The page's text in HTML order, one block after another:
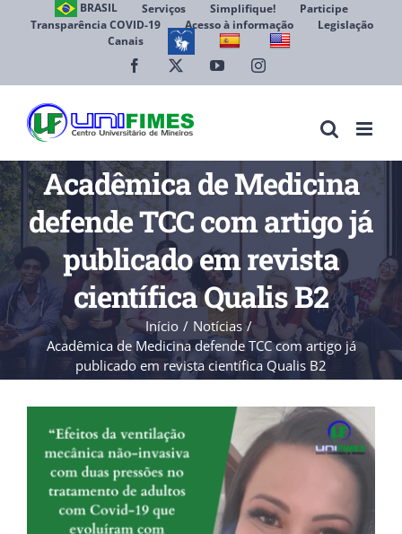
BRASIL Serviços Simplifique!
Participe
Transparência COVID-19
Acesso à informação
Legislação
Canais
Facebook YouTubeInstagram
Acadêmica de Medicina
defende TCC com artigo já
publicado em revista
científica Qualis B2
Início
Notícias
Acadêmica de Medicina defende TCC com artigo já
publicado em revista científica Qualis B2
Larger
Image